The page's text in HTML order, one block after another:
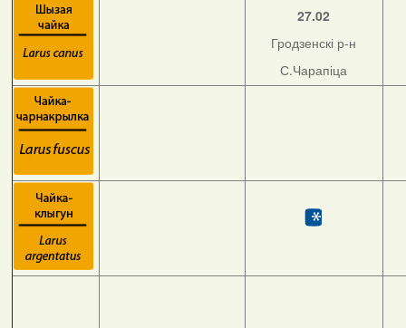
27.02
Гродзенскі р-н
С.Чарапіца